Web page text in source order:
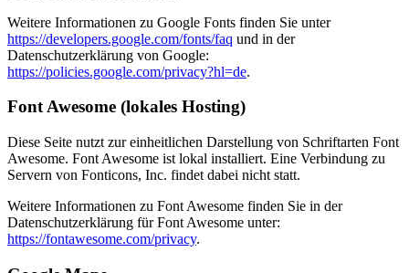
Weitere Informationen zu Google Fonts finden Sie unter
https://developers.google.com/fonts/faq und in der
Datenschutzerklärung von Google:
https://policies.google.com/privacy?hl=de.
Font Awesome (lokales Hosting)
Diese Seite nutzt zur einheitlichen Darstellung von Schriftarten Font
Awesome. Font Awesome ist lokal installiert. Eine Verbindung zu
Servern von Fonticons, Inc. findet dabei nicht statt.
Weitere Informationen zu Font Awesome finden Sie in der
Datenschutzerklärung für Font Awesome unter:
https://fontawesome.com/privacy.